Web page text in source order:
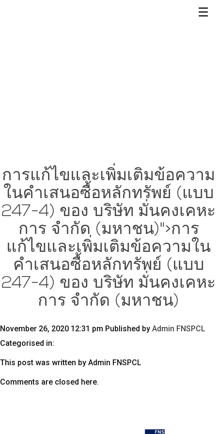
☰
การแก้ไขและเพิ่มเติมข้อความ
ในคำเสนอซื้อหลักทรัพย์ (แบบ
247-4) ของ บริษัท มั่นคงเคหะ
การ จำกัด (มหาชน)">การ
แก้ไขและเพิ่มเติมข้อความใน
คำเสนอซื้อหลักทรัพย์ (แบบ
247-4) ของ บริษัท มั่นคงเคหะ
การ จำกัด (มหาชน)
November 26, 2020 12:31 pm Published by Admin FNSPCL
Categorised in:
This post was written by Admin FNSPCL
Comments are closed here.